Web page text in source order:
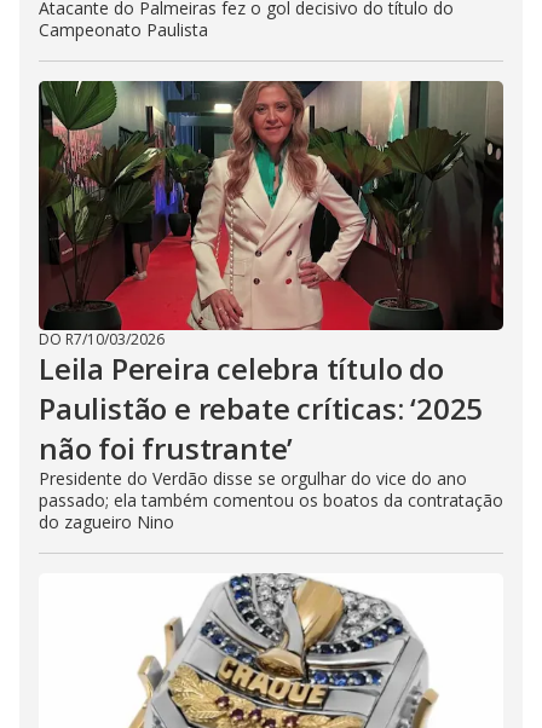
Atacante do Palmeiras fez o gol decisivo do título do
Campeonato Paulista
DO R7/10/03/2026
Leila Pereira celebra título do
Paulistão e rebate críticas: ‘2025
não foi frustrante’
Presidente do Verdão disse se orgulhar do vice do ano
passado; ela também comentou os boatos da contratação
do zagueiro Nino